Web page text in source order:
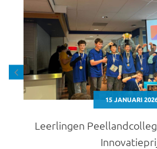
15 JANUARI
Leerlingen